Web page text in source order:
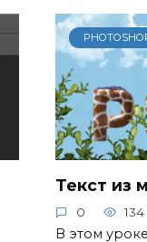
Текст из
0 134
В этом